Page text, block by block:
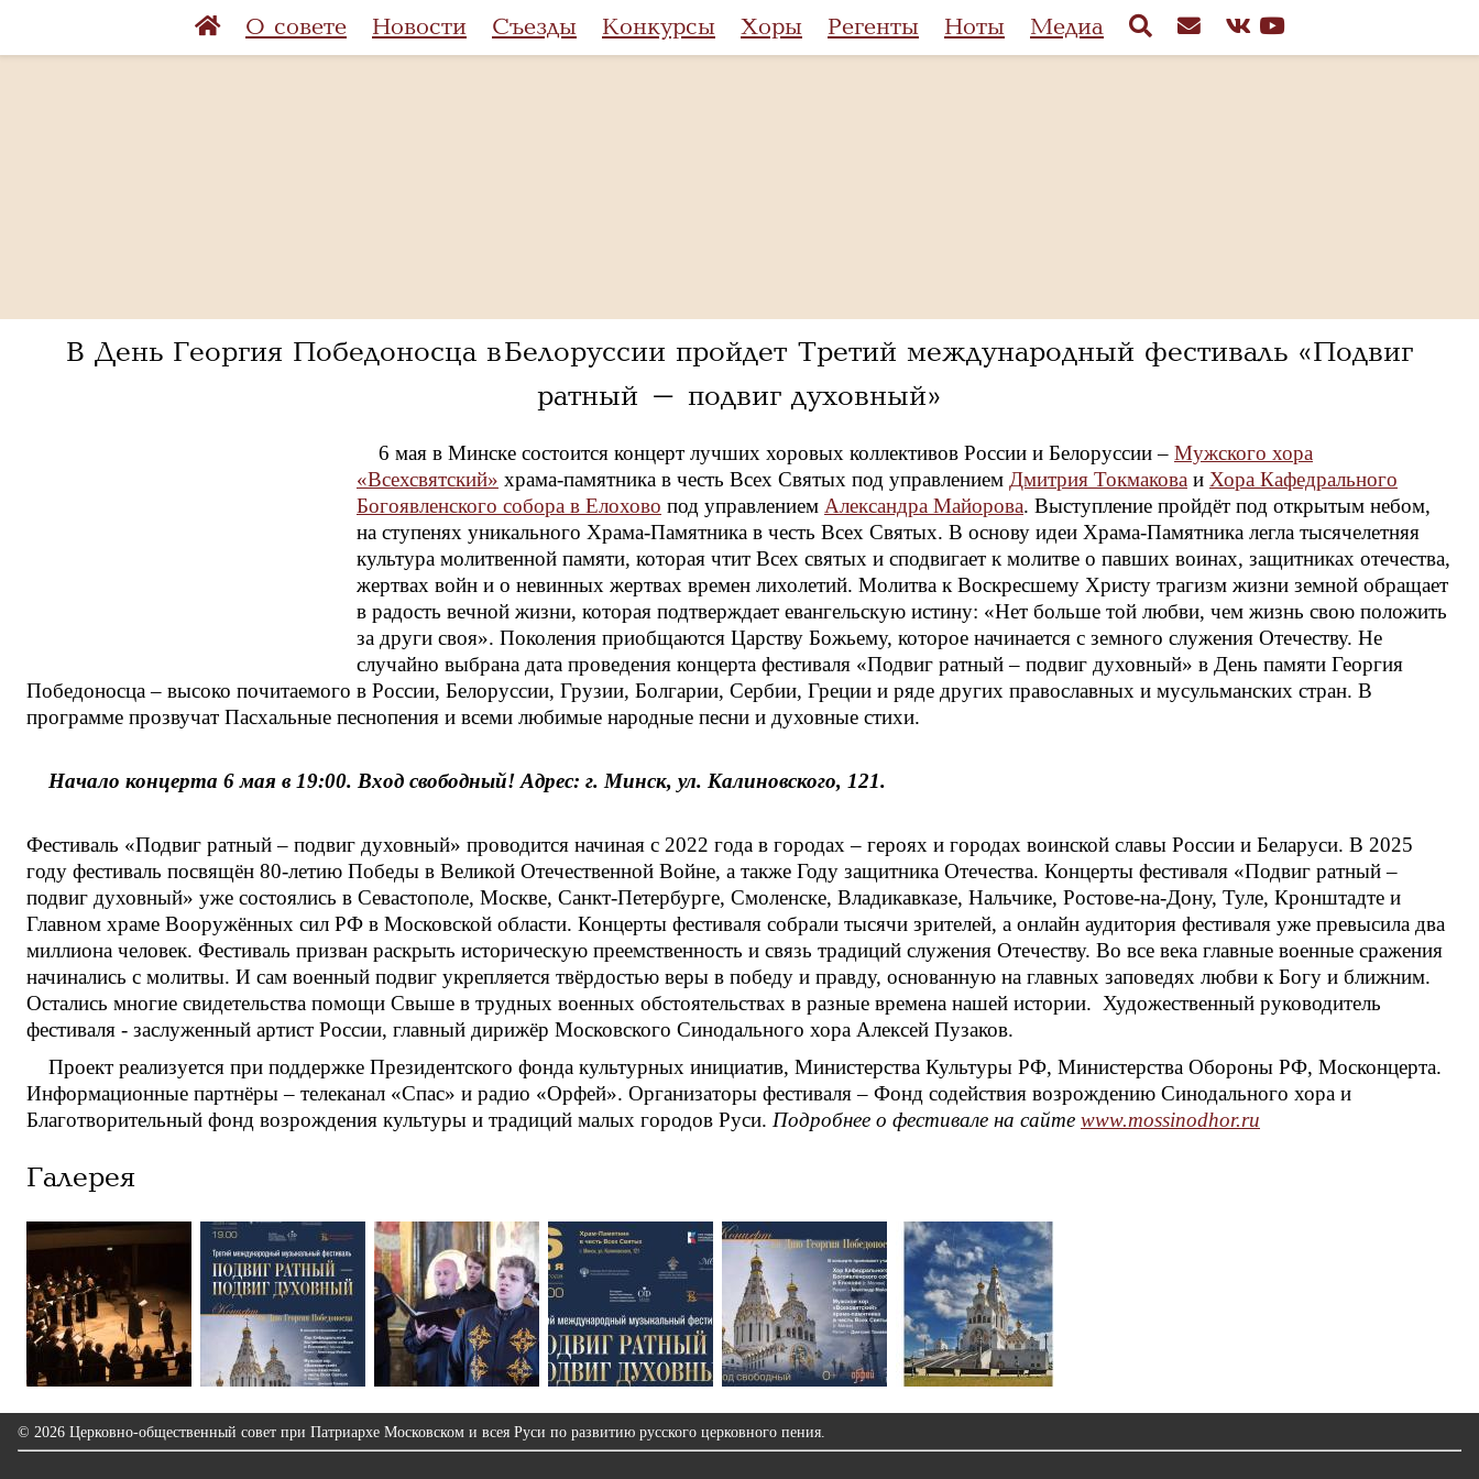
О совете Новости Съезды Конкурсы Хоры Регенты Ноты Медиа
В День Георгия Победоносца в Белоруссии пройдет Третий международный фестиваль «Подвиг
ратный – подвиг духовный»
6 мая в Минске состоится концерт лучших хоровых коллективов России и Белоруссии – Мужского хора
«Всехсвятский» храма-памятника в честь Всех Святых под управлением Дмитрия Токмакова и Хора Кафедрального
Богоявленского собора в Елохово под управлением Александра Майорова. Выступление пройдёт под открытым небом,
на ступенях уникального Храма-Памятника в честь Всех Святых. В основу идеи Храма-Памятника легла тысячелетняя
культура молитвенной памяти, которая чтит Всех святых и сподвигает к молитве о павших воинах, защитниках отечества,
жертвах войн и о невинных жертвах времен лихолетий. Молитва к Воскресшему Христу трагизм жизни земной обращает
в радость вечной жизни, которая подтверждает евангельскую истину: «Нет больше той любви, чем жизнь свою положить
за други своя». Поколения приобщаются Царству Божьему, которое начинается с земного служения Отечеству. Не
случайно выбрана дата проведения концерта фестиваля «Подвиг ратный – подвиг духовный» в День памяти Георгия
Победоносца – высоко почитаемого в России, Белоруссии, Грузии, Болгарии, Сербии, Греции и ряде других православных и мусульманских стран. В
программе прозвучат Пасхальные песнопения и всеми любимые народные песни и духовные стихи.
Начало концерта 6 мая в 19:00. Вход свободный! Адрес: г. Минск, ул. Калиновского, 121.
Фестиваль «Подвиг ратный – подвиг духовный» проводится начиная с 2022 года в городах – героях и городах воинской славы России и Беларуси. В 2025
году фестиваль посвящён 80-летию Победы в Великой Отечественной Войне, а также Году защитника Отечества. Концерты фестиваля «Подвиг ратный –
подвиг духовный» уже состоялись в Севастополе, Москве, Санкт-Петербурге, Смоленске, Владикавказе, Нальчике, Ростове-на-Дону, Туле, Кронштадте и
Главном храме Вооружённых сил РФ в Московской области. Концерты фестиваля собрали тысячи зрителей, а онлайн аудитория фестиваля уже превысила два
миллиона человек. Фестиваль призван раскрыть историческую преемственность и связь традиций служения Отечеству. Во все века главные военные сражения
начинались с молитвы. И сам военный подвиг укрепляется твёрдостью веры в победу и правду, основанную на главных заповедях любви к Богу и ближним.
Остались многие свидетельства помощи Свыше в трудных военных обстоятельствах в разные времена нашей истории. Художественный руководитель
фестиваля - заслуженный артист России, главный дирижёр Московского Синодального хора Алексей Пузаков.
Проект реализуется при поддержке Президентского фонда культурных инициатив, Министерства Культуры РФ, Министерства Обороны РФ, Москонцерта.
Информационные партнёры – телеканал «Спас» и радио «Орфей». Организаторы фестиваля – Фонд содействия возрождению Синодального хора и
Благотворительный фонд возрождения культуры и традиций малых городов Руси. Подробнее о фестивале на сайте www.mossinodhor.ru
Галерея
© 2026 Церковно-общественный совет при Патриархе Московском и всея Руси по развитию русского церковного пения.